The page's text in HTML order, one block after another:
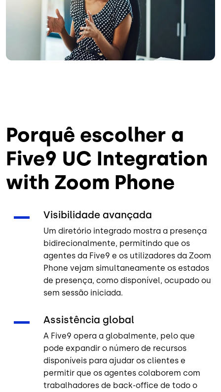
Porquê escolher a
Five9 UC Integration
with Zoom Phone
Visibilidade avançada
Um diretório integrado mostra a presença
bidirecionalmente, permitindo que os
agentes da Five9 e os utilizadores da Zoom
Phone vejam simultaneamente os estados
de presença, como disponível, ocupado ou
sem sessão iniciada.
Assistência global
A Five9 opera a globalmente, pelo que
pode expandir o número de recursos
disponíveis para ajudar os clientes e
permitir que os agentes colaborem com
trabalhadores de back-office de todo o